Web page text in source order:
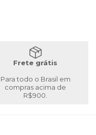
Frete grátis
Para todo o Brasil em
compras acima de
R$900.